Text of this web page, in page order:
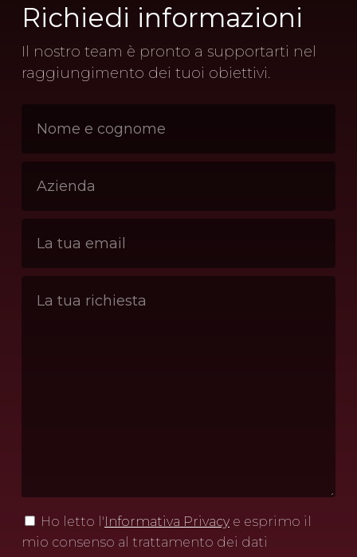
Richiedi informazioni
Il nostro team è pronto a supportarti nel
raggiungimento dei tuoi obiettivi.
Ho letto l'Informativa Privacye esprimo il
mio consenso al trattamento dei dati